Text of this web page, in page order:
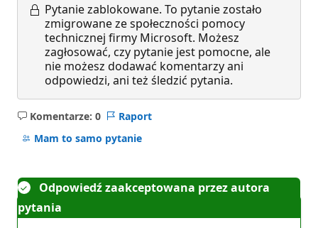
Pytanie zablokowane. To pytanie zostało
zmigrowane ze społeczności pomocy
technicznej firmy Microsoft. Możesz
zagłosować, czy pytanie jest pomocne, ale
nie możesz dodawać komentarzy ani
odpowiedzi, ani też śledzić pytania.
Komentarze: 0
Brak
komentarzy
Raport
Mam to samo pytanie
Odpowiedź zaakceptowana przez autora
pytania